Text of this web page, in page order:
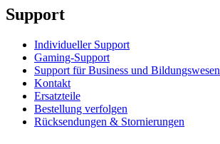
Support
Individueller Support
Gaming-Support
Support für Business und Bildungswesen
Kontakt
Ersatzteile
Bestellung verfolgen
Rücksendungen & Stornierungen